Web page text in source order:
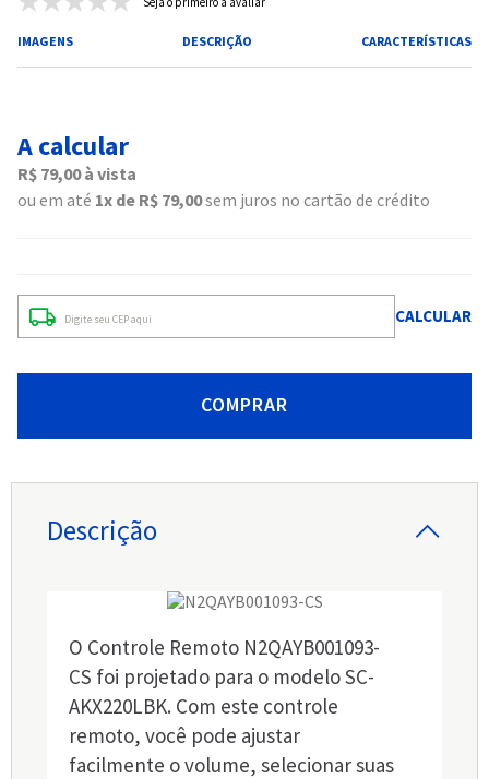
IMAGENS DESCRIÇÃO CARACTERÍSTICAS
A calcular
R$ 79,00à vista
ou em até 1 R$ 79,00sem juros no cartão de crédito
COMPRAR
Descrição
O Controle Remoto N2QAYB001093-
CS foi projetado para o modelo SC-
AKX220LBK. Com este controle
remoto, você pode ajustar
facilmente o volume, selecionar suas